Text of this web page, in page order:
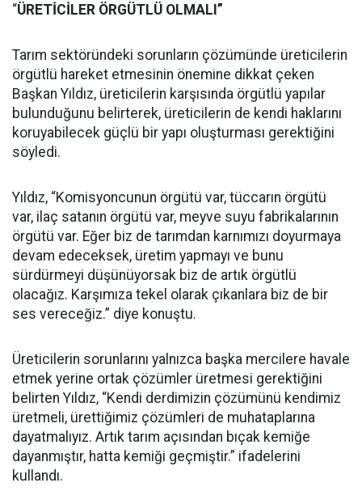
“ÜRETİCİLER ÖRGÜTLÜ OLMALI”
Tarım sektöründeki sorunların çözümünde üreticilerin
örgütlü hareket etmesinin önemine dikkat çeken
Başkan Yıldız, üreticilerin karşısında örgütlü yapılar
bulunduğunu belirterek, üreticilerin de kendi haklarını
koruyabilecek güçlü bir yapı oluşturması gerektiğini
söyledi.
Yıldız, “Komisyoncunun örgütü var, tüccarın örgütü
var, ilaç satanın örgütü var, meyve suyu fabrikalarının
örgütü var. Eğer biz de tarımdan karnımızı doyurmaya
devam edeceksek, üretim yapmayı ve bunu
sürdürmeyi düşünüyorsak biz de artık örgütlü
olacağız. Karşımıza tekel olarak çıkanlara biz de bir
ses vereceğiz.” diye konuştu.
Üreticilerin sorunlarını yalnızca başka mercilere havale
etmek yerine ortak çözümler üretmesi gerektiğini
belirten Yıldız, “Kendi derdimizin çözümünü kendimiz
üretmeli, ürettiğimiz çözümleri de muhataplarına
dayatmalıyız. Artık tarım açısından bıçak kemiğe
dayanmıştır, hatta kemiği geçmiştir.” ifadelerini
kullandı.